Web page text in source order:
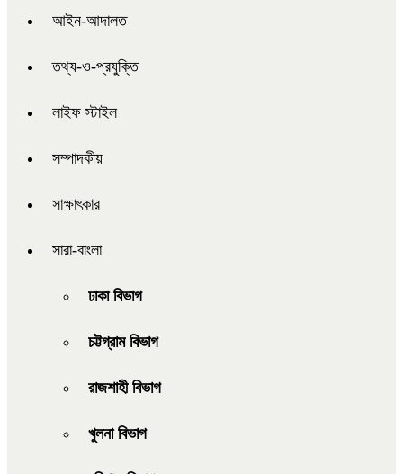
আইন-আদালত
তথ্য-ও-প্রযুক্তি
লাইফ স্টাইল
সম্পাদকীয়
সাক্ষাৎকার
সারা-বাংলা
ঢাকা বিভাগ
চট্টগ্রাম বিভাগ
রাজশাহী বিভাগ
খুলনা বিভাগ